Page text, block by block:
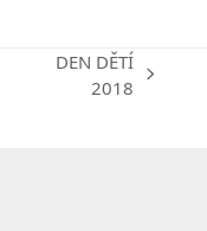
DEN DĚTÍ
2018